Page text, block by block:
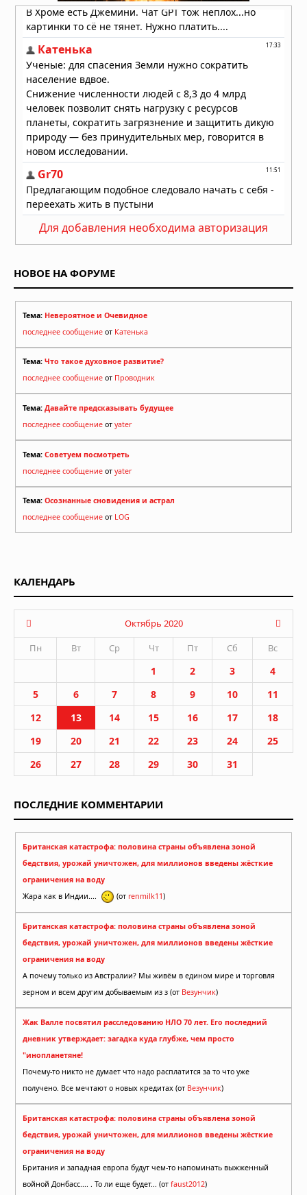
здоровье сердца
28.07.2026 в 10:23
Для добавления необходима авторизация
НОВОЕ НА ФОРУМЕ
Тема: Невероятное и Очевидное
последнее сообщение от Катенька
Тема: Что такое духовное развитие?
последнее сообщение от Проводник
Тема: Давайте предсказывать будущее
последнее сообщение от yater
Тема: Советуем посмотреть
последнее сообщение от yater
Тема: Осознанные сновидения и астрал
последнее сообщение от LOG
КАЛЕНДАРЬ
Октябрь 2020
Пн
Вт Ср Чт Пт Сб Вс
1 2 3
4
5
6 7 8 9 10
11
12
13 14 15 16 17
18
19
20 21 22 23 24
25
26
27 28 29 30 31
ПОСЛЕДНИЕ КОММЕНТАРИИ
Британская катастрофа: половина страны объявлена зоной
бедствия, урожай уничтожен, для миллионов введены жёсткие
ограничения на воду
Жара как в Индии....
(от renmilk11)
Британская катастрофа: половина страны объявлена зоной
бедствия, урожай уничтожен, для миллионов введены жёсткие
ограничения на воду
А почему только из Австралии? Мы живём в едином мире и торговля
зерном и всем другим добываемым из з (от Везунчик)
Жак Валле посвятил расследованию НЛО 70 лет. Его последний
дневник утверждает: загадка куда глубже, чем просто
"инопланетяне!
Почему-то никто не думает что надо расплатится за то что уже
получено. Все мечтают о новых кредитах (от Везунчик)
Британская катастрофа: половина страны объявлена зоной
бедствия, урожай уничтожен, для миллионов введены жёсткие
ограничения на воду
Британия и западная европа будут чем-то напоминать выжженный
войной Донбасс.... . То ли еще будет... (от faust2012)